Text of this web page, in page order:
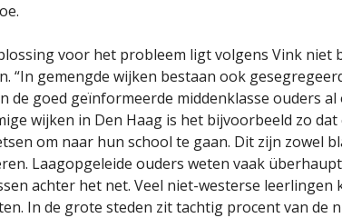
voor het probleem ligt volgens Vink niet
“In gemengde wijken bestaan ook
de goed geïnformeerde middenklasse ouders
wijken in Den Haag is het bijvoorbeeld zo
om naar hun school te gaan. Dit zijn zowel
Laagopgeleide ouders weten vaak
achter het net. Veel niet-westerse
In de grote steden zit tachtig procent van de